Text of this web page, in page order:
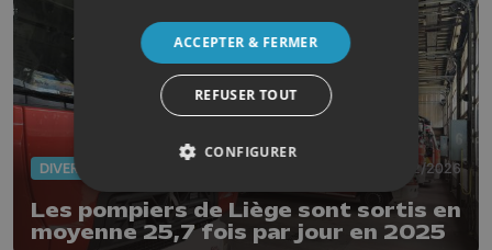
DIVERS 26/02/2026
Les pompiers de Liège sont sortis en
moyenne 25,7 fois par jour en 2025
ACCEPTER & FERMER
REFUSER TOUT
CONFIGURER